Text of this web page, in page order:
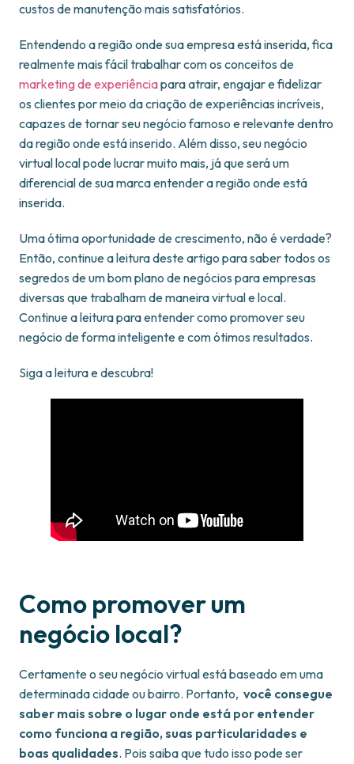
custos de manutenção mais satisfatórios.
Entendendo a região onde sua empresa está inserida, fica
realmente mais fácil trabalhar com os conceitos de
marketing de experiênciapara atrair, engajar e fidelizar
os clientes por meio da criação de experiências incríveis,
capazes de tornar seu negócio famoso e relevante dentro
da região onde está inserido. Além disso, seu negócio
virtual local pode lucrar muito mais, já que será um
diferencial de sua marca entender a região onde está
inserida.
Uma ótima oportunidade de crescimento, não é verdade?
Então, continue a leitura deste artigo para saber todos os
segredos de um bom plano de negócios para empresas
diversas que trabalham de maneira virtual e local.
Continue a leitura para entender como promover seu
negócio de forma inteligente e com ótimos resultados.
Siga a leitura e descubra!
Como promover um
negócio local?
Certamente o seu negócio virtual está baseado em uma
determinada cidade ou bairro. Portanto, você consegue
saber mais sobre o lugar onde está por entender
como funciona a região, suas particularidades e
boas qualidades. Pois saiba que tudo isso pode ser